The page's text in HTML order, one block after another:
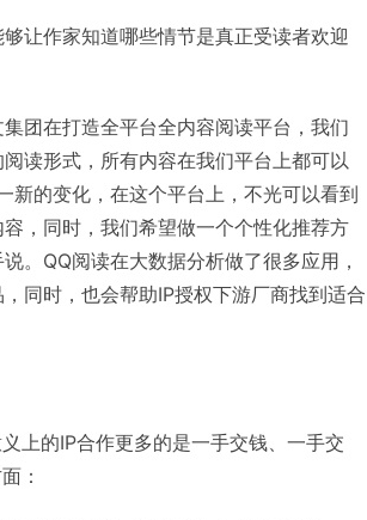
让作家知道哪些情节是真正受读者欢迎
团在打造全平台全内容阅读平台，我们
读形式，所有内容在我们平台上都可以
新的变化，在这个平台上，不光可以看到
，同时，我们希望做一个个性化推荐方
。QQ阅读在大数据分析做了很多应用，
同时，也会帮助IP授权下游厂商找到适合
上的IP合作更多的是一手交钱、一手交
：